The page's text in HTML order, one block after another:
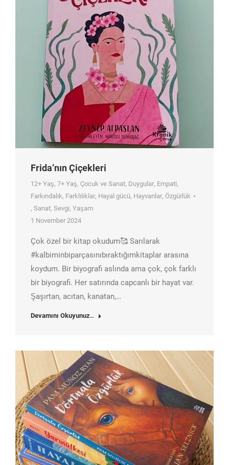
Frida’nın Çiçekleri
12+ Yaş, 7+ Yaş, Çocuk ve Sanat, Duygular, Empati,
Farkındalık, Farklılıklar, Hayal gücü, Hayvanlar, Özgürlük
, Sanat, Sevgi, Yaşam
1 November 2024
Çok özel bir kitap okudum🥰 Sarılarak
#kalbiminbiparçasınıbıraktığımkitaplar arasına
koydum. Bir biyografi aslında ama çok, çok farklı
bir biyografi. Her satırında capcanlı bir hayat var.
Şaşırtan, acıtan, kanatan,…
Devamını Okuyunuz..